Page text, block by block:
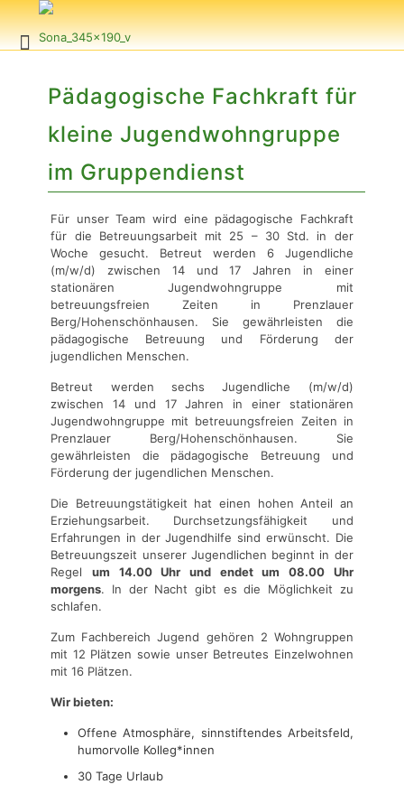
Pädagogische Fachkraft für
kleine Jugendwohngruppe
im Gruppendienst
Für unser Team wird eine pädagogische Fachkraft
für die Betreuungsarbeit mit 25 – 30 Std. in der
Woche gesucht. Betreut werden 6 Jugendliche
(m/w/d) zwischen 14 und 17 Jahren in einer
stationären Jugendwohngruppe mit
betreuungsfreien Zeiten in Prenzlauer
Berg/Hohenschönhausen. Sie gewährleisten die
pädagogische Betreuung und Förderung der
jugendlichen Menschen.
Betreut werden sechs Jugendliche (m/w/d)
zwischen 14 und 17 Jahren in einer stationären
Jugendwohngruppe mit betreuungsfreien Zeiten in
Prenzlauer Berg/Hohenschönhausen. Sie
gewährleisten die pädagogische Betreuung und
Förderung der jugendlichen Menschen.
Die Betreuungstätigkeit hat einen hohen Anteil an
Erziehungsarbeit. Durchsetzungsfähigkeit und
Erfahrungen in der Jugendhilfe sind erwünscht. Die
Betreuungszeit unserer Jugendlichen beginnt in der
Regelum 14.00 Uhr und endet um 08.00 Uhr
morgens. In der Nacht gibt es die Möglichkeit zu
schlafen.
Zum Fachbereich Jugend gehören 2 Wohngruppen
mit 12 Plätzen sowie unser Betreutes Einzelwohnen
mit 16 Plätzen.
Wir bieten:
Offene Atmosphäre, sinnstiftendes Arbeitsfeld,
humorvolle Kolleg*innen
30 Tage Urlaub